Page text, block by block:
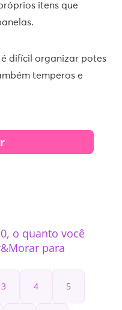
itens que
difícil organizar potes
temperos e